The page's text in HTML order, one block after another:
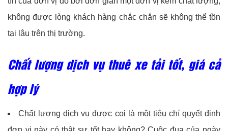
không được lòng khách hàng chắc chắn sẽ không thể tồn
tại lâu trên thị trường.
Chất lượng dịch vụ thuê xe tải tốt, giá cả
hợp lý
Chất lượng dịch vụ được coi là một tiêu chí quyết định